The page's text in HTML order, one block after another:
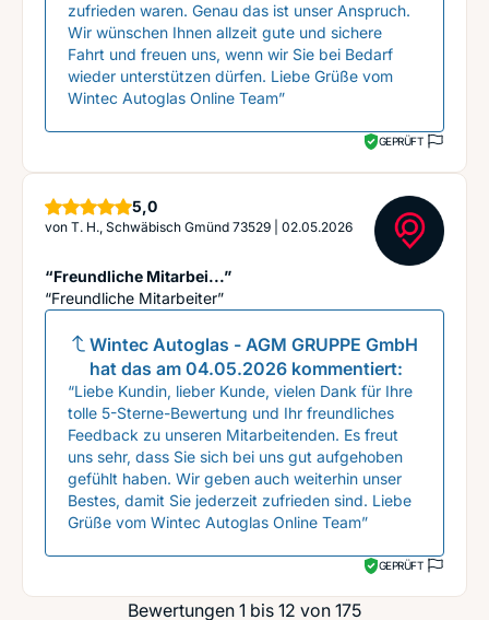
zufrieden waren. Genau das ist unser Anspruch.
Wir wünschen Ihnen allzeit gute und sichere
Fahrt und freuen uns, wenn wir Sie bei Bedarf
wieder unterstützen dürfen. Liebe Grüße vom
Wintec Autoglas Online Team”
GEPRÜFT
5,0Sterne
von T. H., Schwäbisch Gmünd 73529 02.05.2026
“Freundliche Mitarbei...”
“Freundliche Mitarbeiter”
Wintec Autoglas - AGM GRUPPE GmbH
hat das am 04.05.2026 kommentiert:
“Liebe Kundin, lieber Kunde, vielen Dank für Ihre
tolle 5-Sterne-Bewertung und Ihr freundliches
Feedback zu unseren Mitarbeitenden. Es freut
uns sehr, dass Sie sich bei uns gut aufgehoben
gefühlt haben. Wir geben auch weiterhin unser
Bestes, damit Sie jederzeit zufrieden sind. Liebe
Grüße vom Wintec Autoglas Online Team”
GEPRÜFT
Bewertungen 1 bis 12 von 175